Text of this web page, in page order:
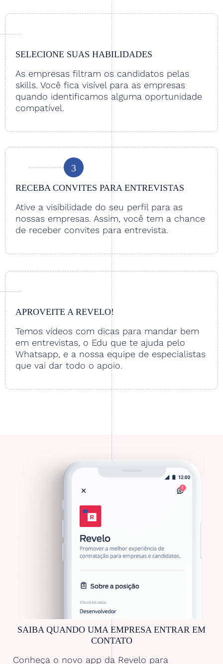
SELECIONE SUAS HABILIDADES
As empresas filtram os candidatos pelas
skills. Você fica visível para as empresas
quando identificamos alguma oportunidade
compatível.
3
RECEBA CONVITES PARA ENTREVISTAS
Ative a visibilidade do seu perfil para as
nossas empresas. Assim, você tem a chance
de receber convites para entrevista.
APROVEITE A REVELO!
Temos vídeos com dicas para mandar bem
em entrevistas, o Edu que te ajuda pelo
Whatsapp, e a nossa equipe de especialistas
que vai dar todo o apoio.
SAIBA QUANDO UMA EMPRESA ENTRAR EM
CONTATO
Conheça o novo app da Revelo para